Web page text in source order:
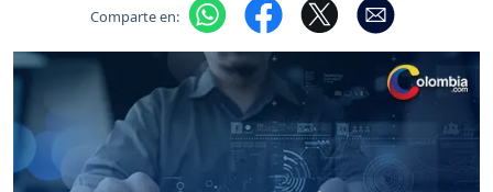
Comparte en: